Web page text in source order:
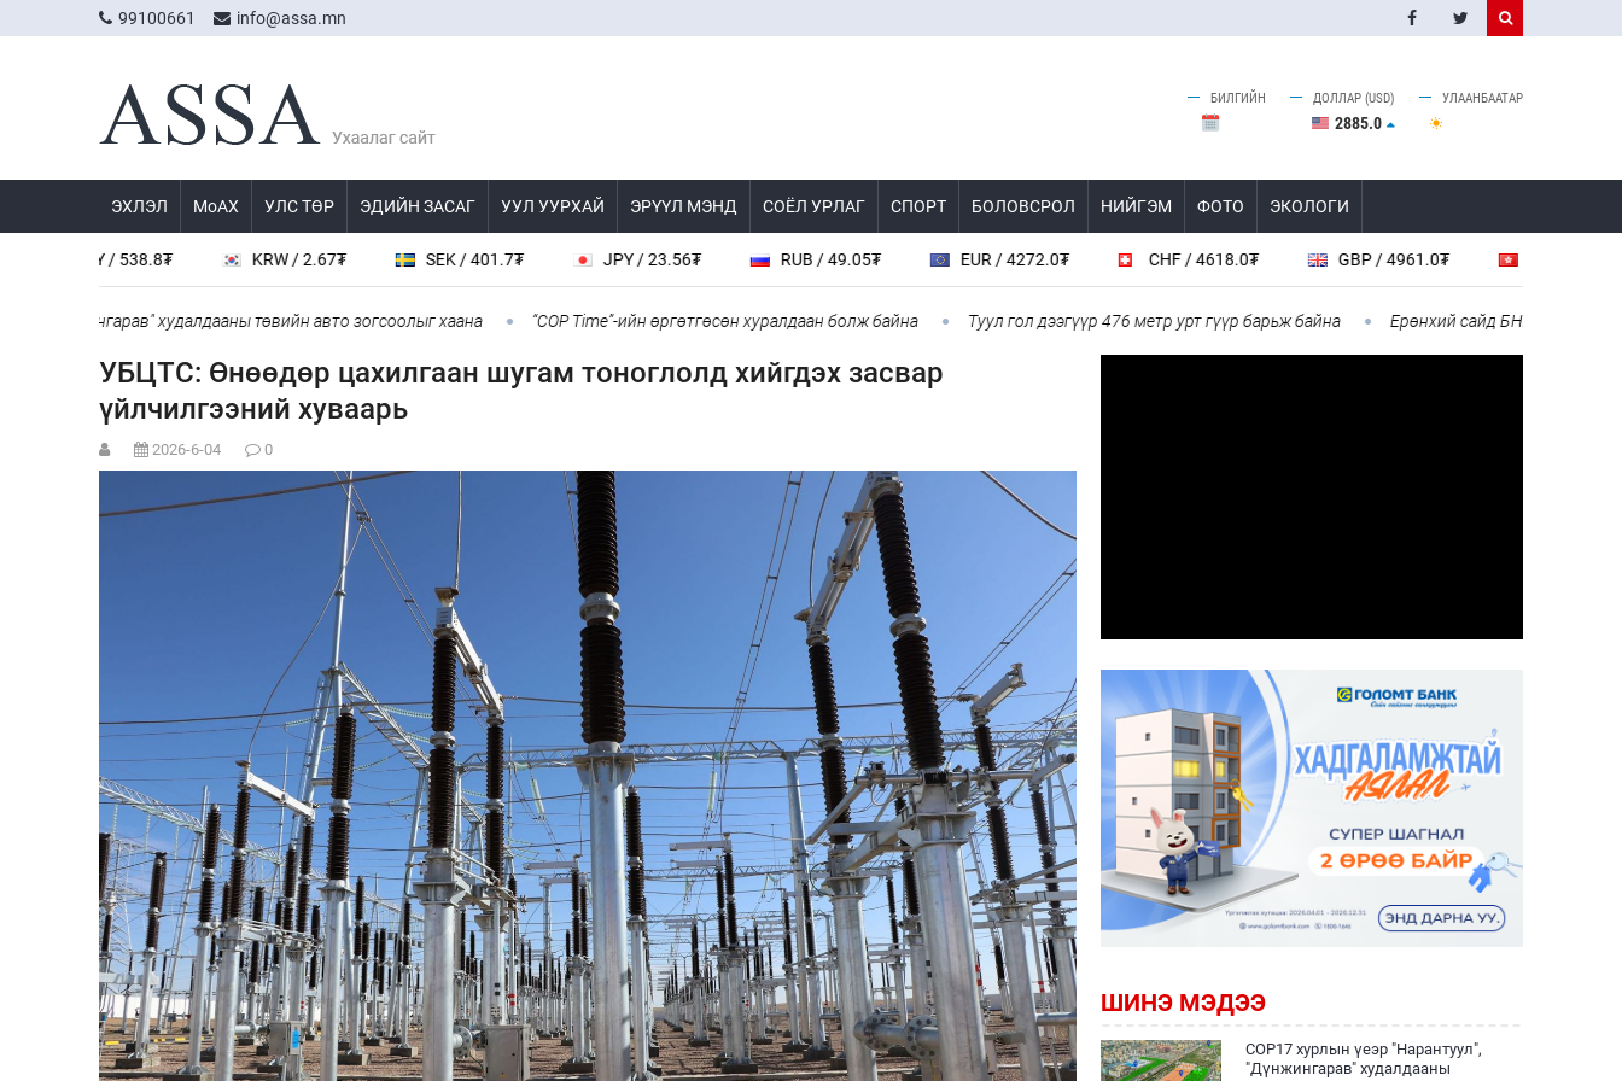
99100661 info@assa.mn
БИЛГИЙН ДОЛЛАР (USD)
2885.0
УЛААНБААТАР
ЭХЛЭЛ МоАХ УЛС ТӨР ЭДИЙН ЗАСАГ УУЛ УУРХАЙ ЭРҮҮЛ МЭНД СОЁЛ УРЛАГ СПОРТ БОЛОВСРОЛ НИЙГЭМ ФОТО ЭКОЛОГИ
CNY / 538.8₮ KRW / 2.67₮ SEK / 401.7₮ JPY / 23.56₮ RUB / 49.05₮ EUR / 4272.0₮ CHF / 4618.0₮ GBP / 4961.0₮ HKD / 462.1₮
худалдааны төвийн авто зогсоолыг хаана “COP Time”-ийн өргөтгөсөн хуралдаан болж байна Туул гол дээгүүр 476 метр урт гүүр барьж байна Ерөнхий сайд БНХАУ-аас сар бүр
УБЦТС: Өнөөдөр цахилгаан шугам тоноглолд хийгдэх засвар
үйлчилгээний хуваарь
2026-6-04 0
ШИНЭ МЭДЭЭ
COP17 хурлын үеэр "Нарантуул",
"Дүнжингарав" худалдааны